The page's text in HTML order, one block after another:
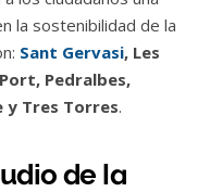
la sostenibilidad de la
Sant Gervasi, Les
Pedralbes,
y Tres Torres.
de la